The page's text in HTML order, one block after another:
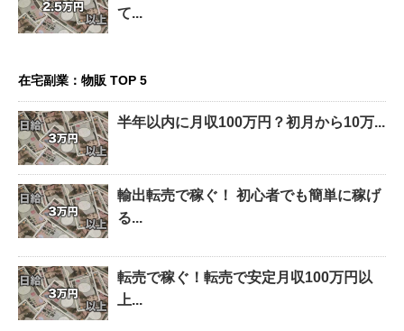
て...
在宅副業：物販 TOP 5
半年以内に月収100万円？初月から10万...
輸出転売で稼ぐ！ 初心者でも簡単に稼げ
る...
転売で稼ぐ！転売で安定月収100万円以
上...